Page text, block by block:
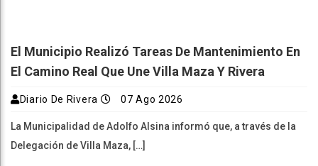
El Municipio Realizó Tareas De Mantenimiento En
El Camino Real Que Une Villa Maza Y Rivera
Diario De Rivera 07 Ago 2026
La Municipalidad de Adolfo Alsina informó que, a través de la
Delegación de Villa Maza, […]